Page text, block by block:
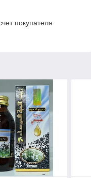
покупателя